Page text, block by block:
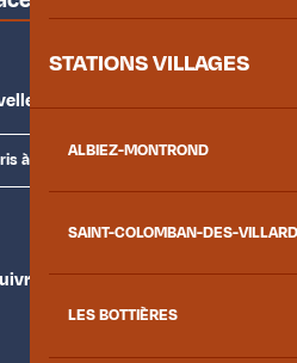
STATIONS VILLAGES
ALBIEZ-MONTROND
SAINT-COLOMBAN-DES-
LES BOTTIÈRES
façon d'explorer la vallée.
à la newsletter